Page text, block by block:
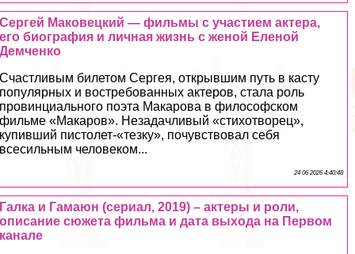
Сергeй Маковецкий — фильмы с участием актера,
его биография и личная жизнь с женой Еленой
Демченко
Счастливым билетом Сергея, открывшим путь в касту
популярных и востребованных актеров, стала роль
провинциального поэта Макарова в философском
фильме «Макаров». Незадачливый «стихотворец»,
купивший пистолет-«тезку», почувствовал себя
всесильным человеком...
24 06 2026 4:40:48
Галка и Гамаюн (сериал, 2019) – актеры и роли,
описание сюжета фильма и дата выхода на Первом
канале